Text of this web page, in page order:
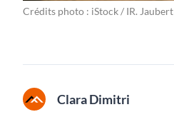
Crédits photo : iStock / IR. Jaubert
Clara Dimitri